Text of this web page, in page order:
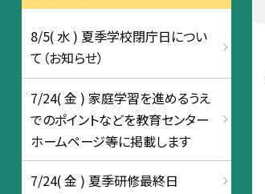
8/5( 水 ) 夏季学校閉庁日につい
て（お知らせ）
7/24( 金 ) 家庭学習を進めるうえ
でのポイントなどを教育センター
ホームページ等に掲載します
7/24( 金 ) 夏季研修最終日